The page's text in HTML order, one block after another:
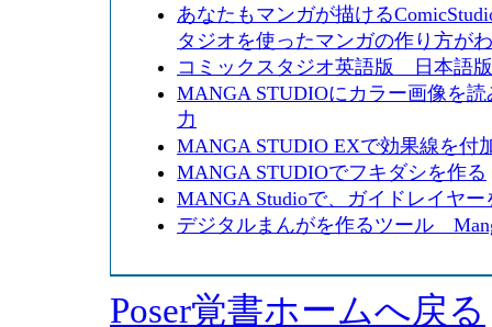
あなたもマンガが描ける
タジオを使ったマンガの作り方が
コミックスタジオ英語版 日本語
MANGA STUDIOにカラー画像を
力
MANGA STUDIO EXで効果線を付
MANGA STUDIOでフキダシを作る
MANGA Studioで、ガイドレイヤー
デジタルまんがを作るツール
Poser覚書ホームへ戻る